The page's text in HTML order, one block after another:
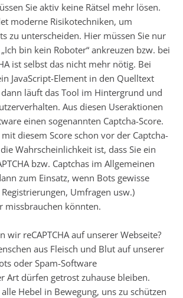
Sie aktiv keine Rätsel mehr lösen.
moderne Risikotechniken, um
zu unterscheiden. Hier müssen Sie nur
bin kein Roboter“ ankreuzen bzw. bei
ist selbst das nicht mehr nötig. Bei
JavaScript-Element in den Quelltext
läuft das Tool im Hintergrund und
Aus diesen Useraktionen
einen sogenannten Captcha-Score.
diesem Score schon vor der Captcha-
Wahrscheinlichkeit ist, dass Sie ein
bzw. Captchas im Allgemeinen
zum Einsatz, wenn Bots gewisse
Umfragen usw.)
missbrauchen könnten.
wir reCAPTCHA auf unserer Webseite?
aus Fleisch und Blut auf unserer
oder Spam-Software
Art dürfen getrost zuhause bleiben.
Hebel in Bewegung, uns zu schützen